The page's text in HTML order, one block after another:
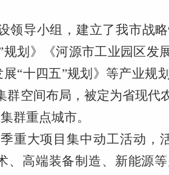
领导小组，建立了我市战
规划》《河源市工业园区发
“十四五”规划》等产业规
群空间布局，被定为省现代
群重点城市。
重大项目集中动工活动，
、高端装备制造、新能源